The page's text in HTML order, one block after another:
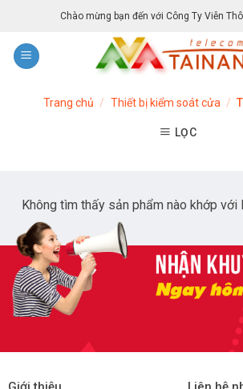
content
Chào mừng bạn đến với Công Ty Viễn
Trang chủ / Thiết bị kiểm soát cửa /
LỌC
Không tìm thấy sản phẩm nào khớp với